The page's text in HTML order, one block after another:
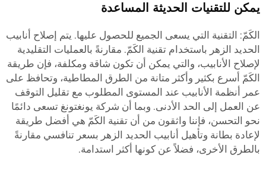
يمكن للتقنيات الحديثة المساعدة
الكَمّ: التقنية التي يسعى الجميع للحصول عليها. يتم إصلاح أنابيب
الحديد الزهر باستخدام تقنية الكَمّ. مقارنةً بالعمليات التقليدية
لإصلاح الأنابيب، والتي يمكن أن تكون شاقة ومكلفة، فإن طريقة
الكَمّ أسرع بكثير وأكثر متانة من الطرق المطاطية، وتحافظ على
عمر أنظمة الأنابيب عند المستوى المطلوب مع تقليل التوقف
عن العمل إلى الحد الأدنى. وبما أن شركة يونغتونغ تسعى دائمًا
نحو التحسن، فإننا واثقون من أن تقنية الكَمّ هي أفضل طريقة
لإعادة بطانة وتأهيل أنابيب الحديد الزهر بسعر تنافسي مقارنةً
بالطرق الأخرى، فضلاً عن كونها أكثر استدامة.